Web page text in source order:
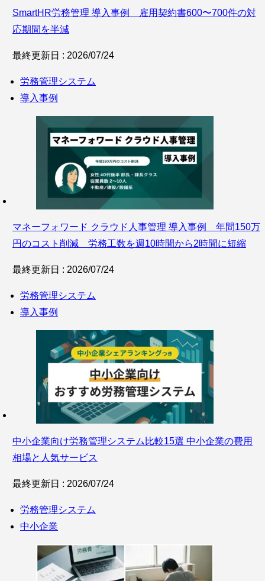
SmartHR労務管理 導入事例 雇用契約書600〜700件の対
応期間を半減
最終更新日 : 2026/07/24
労務管理システム
導入事例
マネーフォワード クラウド人事管理 導入事例 年間150万
円のコスト削減 労務工数を週10時間から2時間に短縮
最終更新日 : 2026/07/24
労務管理システム
導入事例
中小企業向け労務管理システム比較15選 中小企業の費用
相場と人気サービス
最終更新日 : 2026/07/24
労務管理システム
中小企業